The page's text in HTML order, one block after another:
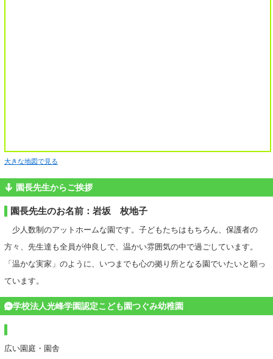
大きな地図で見る
園長先生からご挨拶
園長先生のお名前：岩坂 枚地子
少人数制のアットホームな園です。子どもたちはもちろん、保護者の
方々、先生達も全員が仲良しで、温かい雰囲気の中で過ごしています。
「温かな実家」のように、いつまでも心の拠り所となる園でいたいと願っ
ています。
学校法人光峰学園認定こども園つぐみ幼稚園
広い園庭・園舎